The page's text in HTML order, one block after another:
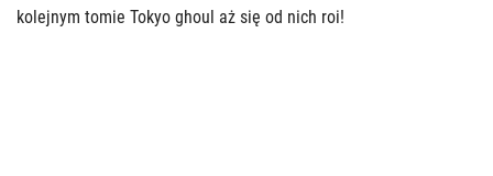
kolejnym tomie Tokyo ghoul aż się od nich roi!